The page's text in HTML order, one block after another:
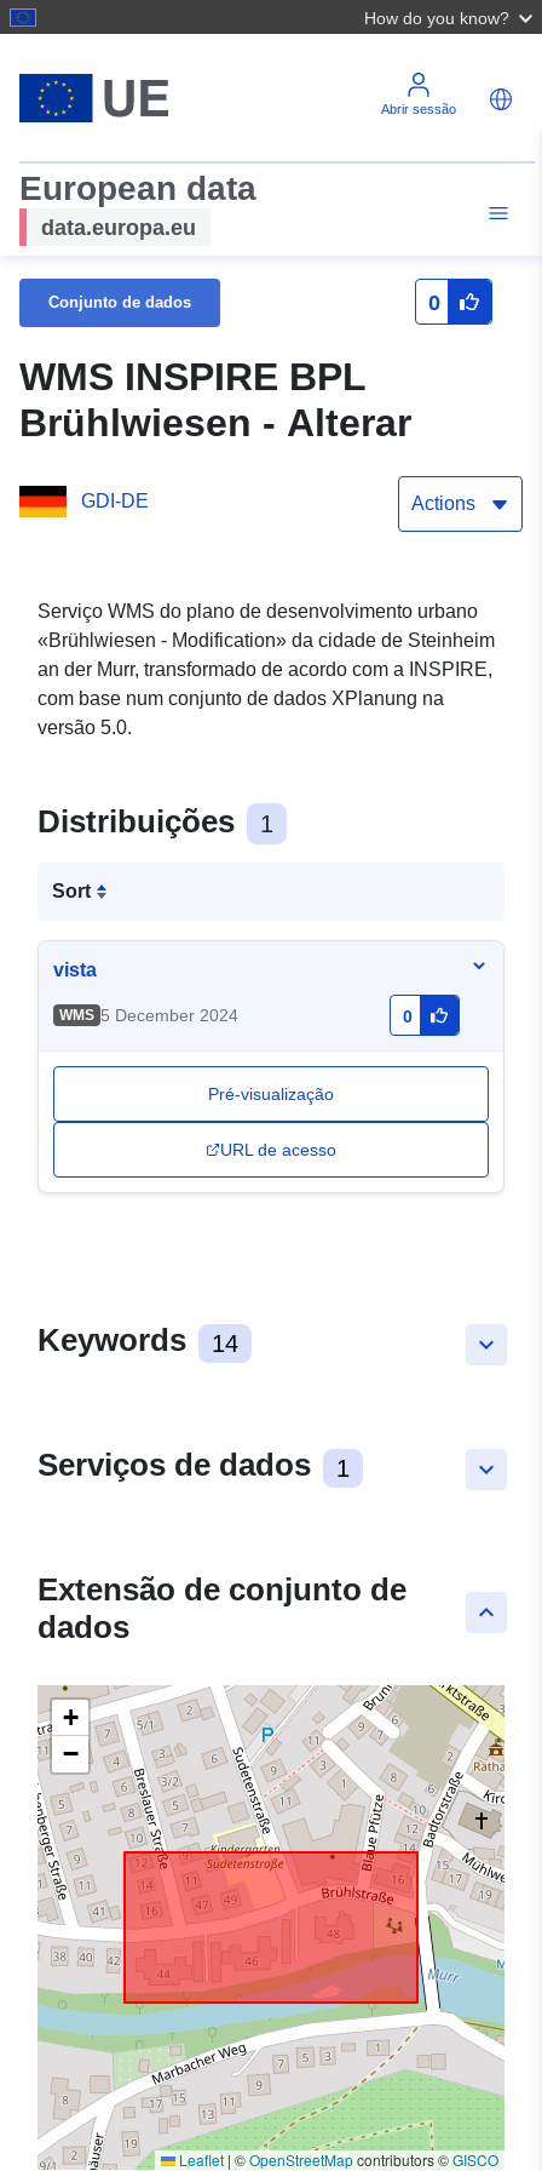
How do you know?
Abrir sessão
European data
data.europa.eu
Conjunto de dados 0
WMS INSPIRE BPL
Brühlwiesen - Alterar
GDI-DE Actions
Serviço WMS do plano de desenvolvimento urbano
«Brühlwiesen - Modification» da cidade de Steinheim
an der Murr, transformado de acordo com a INSPIRE,
com base num conjunto de dados XPlanung na
versão 5.0.
Distribuições 1
Sort
vista
WMS 5 December 2024 0
Pré-visualização
URL de acesso
keyboard_arrow_down
Keywords 14
keyboard_arrow_down
Serviços de dados 1
keyboard_arrow_up
Extensão de conjunto de
dados
+
−
Leaflet | ©OpenStreetMapcontributors ©GISCO